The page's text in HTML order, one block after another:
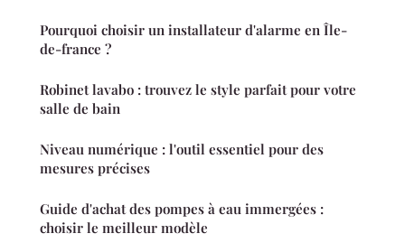
Pourquoi choisir un installateur d'alarme en Île-
de-france ?
Robinet lavabo : trouvez le style parfait pour votre
salle de bain
Niveau numérique : l'outil essentiel pour des
mesures précises
Guide d'achat des pompes à eau immergées :
choisir le meilleur modèle